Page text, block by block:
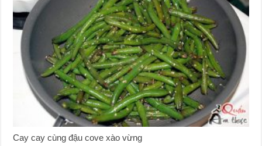
Cay cay cùng đậu cove xào vừng